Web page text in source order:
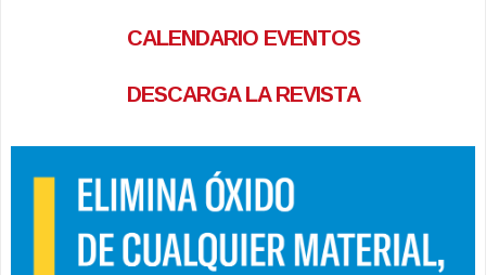
CALENDARIO EVENTOS
DESCARGA LA REVISTA